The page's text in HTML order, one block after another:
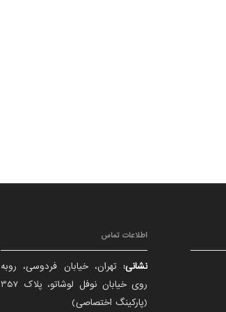
اطلاعات تماس
نشانی: تهران، خیابان فردوسی، روبه
روی خیابان نوفل لوشاتو، پلاک 357
(پارکینگ اختصاصی)